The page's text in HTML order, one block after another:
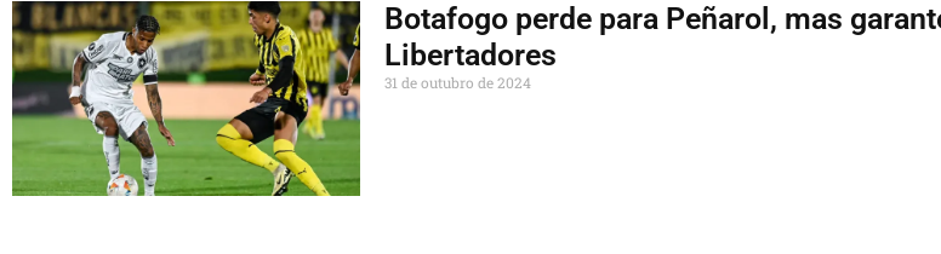
Botafogo perde para Peñarol, mas
Libertadores
31 de outubro de 2024